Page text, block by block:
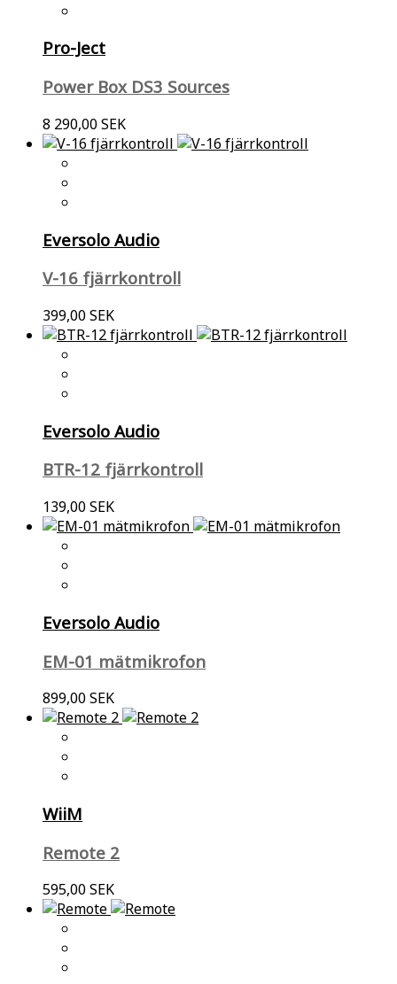
Pro-Ject
Power Box DS3 Sources
8 290,00 SEK
Eversolo Audio
V-16 fjärrkontroll
399,00 SEK
Eversolo Audio
BTR-12 fjärrkontroll
139,00 SEK
Eversolo Audio
EM-01 mätmikrofon
899,00 SEK
WiiM
Remote 2
595,00 SEK